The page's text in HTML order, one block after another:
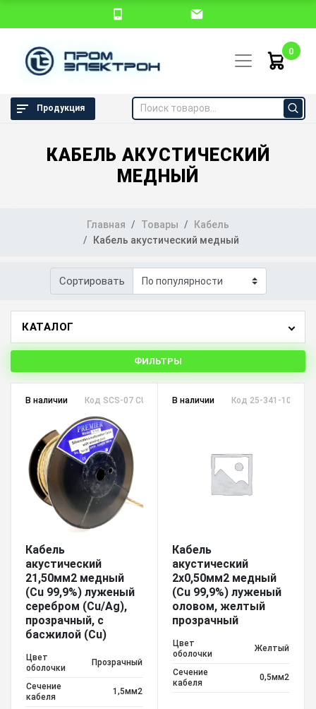
0
Продукция
КАБЕЛЬ АКУСТИЧЕСКИЙ
МЕДНЫЙ
Главная Товары
Кабель
Кабель акустический медный
Сортировать
КАТАЛОГ
В наличии Код SCS-07 CU/AG
Кабель
акустический
21,50мм2 медный
(Cu 99,9%) луженый
серебром (Cu/Ag),
прозрачный, с
басжилой (Cu)
Цвет
оболочки
Прозрачный
Сечение
кабеля
1,5мм2
В наличии Код 25-341-100
Кабель
акустический
2х0,50мм2 медный
(Cu 99,9%) луженый
оловом, желтый
прозрачный
Цвет
оболочки
Желтый
Сечение
кабеля
0,5мм2
ФИЛЬТРЫ